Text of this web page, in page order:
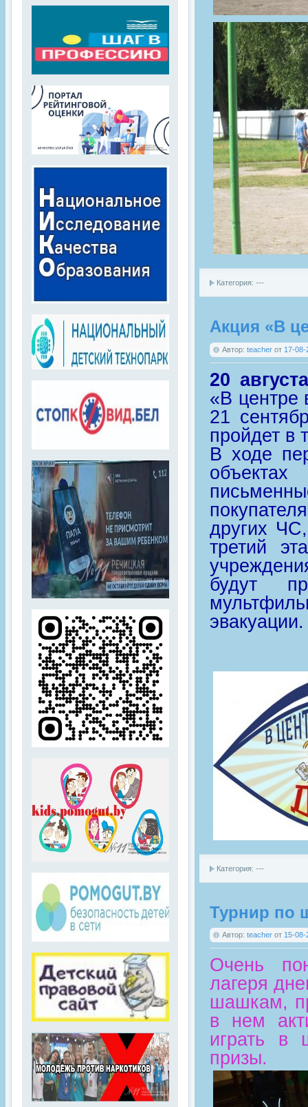
Категория: ---
Акция «В
Автор: teacher от 17-08-
20
«В центре
21
пройдет в
В ходе
других
третий
будут
эвакуации.
Категория: ---
Турнир по
Автор: teacher от 15-08-
Очень
лагеря
шашкам,
в нем
играть в
призы.